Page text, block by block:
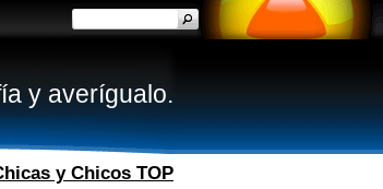
y averígualo.
y Chicos TOP